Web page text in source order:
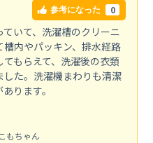
参考になった 0
いて、洗濯槽のクリーニ
内やパッキン、排水経路
もらえて、洗濯後の衣類
た。洗濯機まわりも清潔
ります。
もちゃん